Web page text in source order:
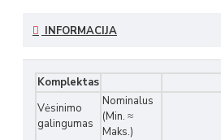
INFORMACIJA
Komplektas
Vėsinimo
galingumas
Nominalus
(Min. ≈
Maks.)